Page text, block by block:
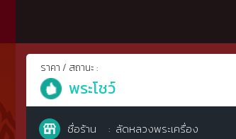
ราคา / สถานะ :
พระโชว์
ชื่อร้าน
ลัดหลวงพระเครื่อง